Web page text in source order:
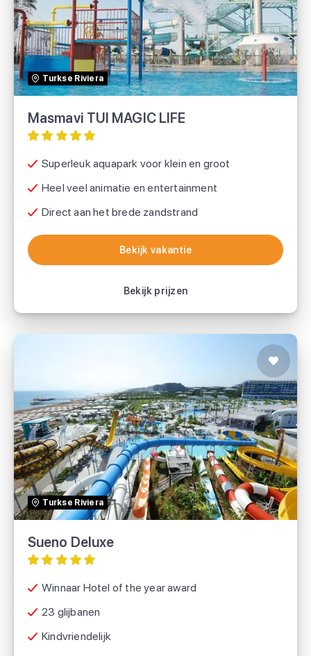
Turkse Riviera
Masmavi TUI MAGIC LIFE
Superleuk aquapark voor klein en groot
Heel veel animatie en entertainment
Direct aan het brede zandstrand
Bekijk vakantie
Bekijk prijzen
TUI
Bekijk vakantie
Turkse Riviera
Sueno Deluxe
Winnaar Hotel of the year award
23 glijbanen
Kindvriendelijk
Sueno Deluxe
Prijsvrij